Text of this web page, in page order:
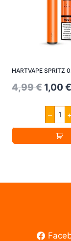
HARTVAPE SPRITZ
4,99€
was:
4,99
1,00 €
– +